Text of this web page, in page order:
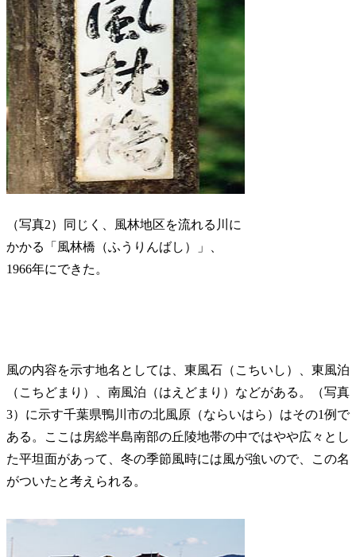
（写真2）同じく、風林地区を流れる川に
かかる「風林橋（ふうりんばし）」、
1966年にできた。
風の内容を示す地名としては、東風石（こちいし）、東風泊
（こちどまり）、南風泊（はえどまり）などがある。（写真
3）に示す千葉県鴨川市の北風原（ならいはら）はその1例で
ある。ここは房総半島南部の丘陵地帯の中ではやや広々とし
た平坦面があって、冬の季節風時には風が強いので、この名
がついたと考えられる。